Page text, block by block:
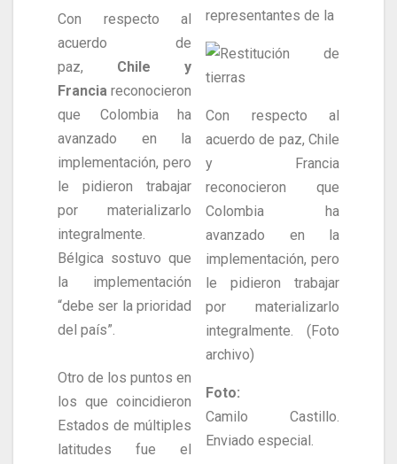
Con respecto al
acuerdo de
paz, Chile y
Francia reconocieron
que Colombia ha
avanzado en la
implementación, pero
le pidieron trabajar
por materializarlo
integralmente.
Bélgica sostuvo que
la implementación
“debe ser la prioridad
del país”.
Otro de los puntos en
los que coincidieron
Estados de múltiples
latitudes fue el
representantes de la
Con respecto al
acuerdo de paz, Chile
y Francia
reconocieron que
Colombia ha
avanzado en la
implementación, pero
le pidieron trabajar
por materializarlo
integralmente. (Foto
archivo)
Foto:
Camilo Castillo.
Enviado especial.